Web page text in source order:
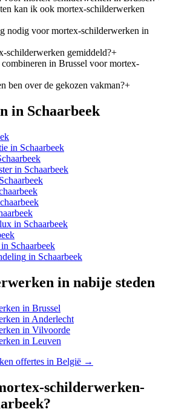
kan ik ook mortex-schilderwerken
nodig voor mortex-schilderwerken in
schilderwerken gemiddeld?+
in Brussel voor mortex-
ben over de gekozen vakman?+
in Schaarbeek
in Schaarbeek
in Schaarbeek
Schaarbeek
in Schaarbeek
in Schaarbeek
in Schaarbeek
in nabije steden
in Brussel
in Anderlecht
in Vilvoorde
in Leuven
offertes in België →
schilderwerken-
?